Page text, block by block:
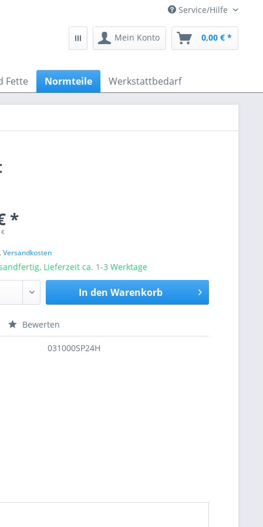
Service/Hilfe
Mein Konto 0,00 € *
Fette Normteile Werkstattbedarf
*
Versandkosten
Lieferzeit ca. 1-3 Werktage
In den Warenkorb
Bewerten
031000SP24H